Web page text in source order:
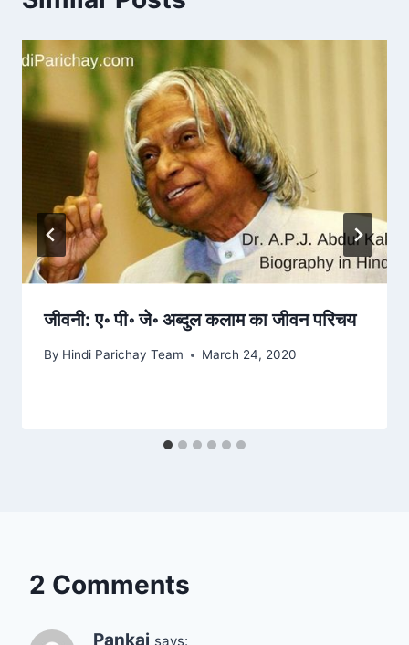
जीवनी: ए॰ पी॰ जे॰ अब्दुल कलाम का जीवन परिचय
By Hindi Parichay Team March 24, 2020
2 Comments
Pankaj says: